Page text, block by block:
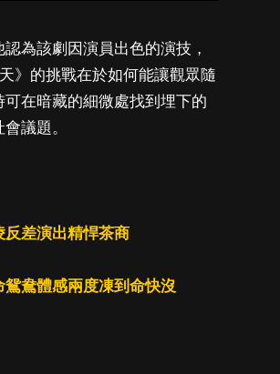
為該劇因演員出色的演技，
》的挑戰在於如何能讓觀眾隨
在暗藏的細微處找到埋下的
議題。
差演出精悍茶商
鴦體感兩度凍到命快沒